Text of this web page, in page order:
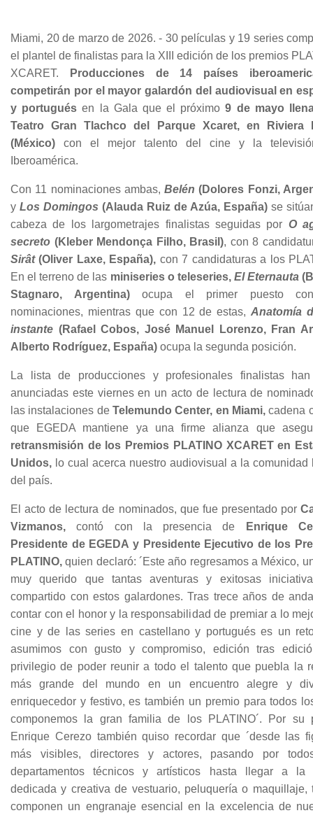
Miami, 20 de marzo de 2026. - 30 películas y 19 series
el plantel de finalistas para la XIII edición de los premios
XCARET.
Producciones de 14 países
competirán por el mayor galardón del audiovisual en
y portugués en la Gala que el próximo9 de mayo
Teatro Gran Tlachco del Parque Xcaret, en Riviera
(México) con el mejor talento del cine y la
Iberoamérica.
Con 11 nominaciones ambas,Belén (Dolores Fonzi,
y Los Domingos (Alauda Ruiz de Azúa, España) se
cabeza de los largometrajes finalistas seguidas por O
secreto (Kleber Mendonça Filho, Brasil), con 8
Sirât (Oliver Laxe, España), con 7 candidaturas a los
En el terreno de las miniseries o teleseries, El Eternauta
Stagnaro, Argentina)ocupa el primer puesto
nominaciones, mientras que con 12 de estas,Anatomía
instante (Rafael Cobos, José Manuel Lorenzo, Fran
Alberto Rodríguez, España) ocupa la segunda posición.
La lista de producciones y profesionales finalistas
anunciadas este viernes en un acto de lectura de
las instalaciones de Telemundo Center, en Miami, cadena
que EGEDA mantiene ya una firme alianza que
retransmisión de los Premios PLATINO XCARET en
Unidos, lo cual acerca nuestro audiovisual a la comunidad
del país.
El acto de lectura de nominados, que fue presentado por
Vizmanos, contó con la presencia de
Enrique
Presidente de EGEDA y Presidente Ejecutivo de los
PLATINO, quien declaró: ´Este año regresamos a México,
muy querido que tantas aventuras y exitosas
compartido con estos galardones. Tras trece años de
contar con el honor y la responsabilidad de premiar a lo
cine y de las series en castellano y portugués es un
asumimos con gusto y compromiso, edición tras
privilegio de poder reunir a todo el talento que puebla la
más grande del mundo en un encuentro alegre y
enriquecedor y festivo, es también un premio para todos
componemos la gran familia de los PLATINO´. Por su
Enrique Cerezo también quiso recordar que ´desde las
más visibles, directores y actores, pasando por
departamentos técnicos y artísticos hasta llegar a la
dedicada y creativa de vestuario, peluquería o maquillaje,
componen un engranaje esencial en la excelencia de